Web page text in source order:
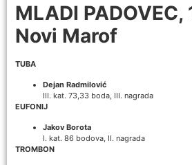
MLADI PADOVEC,
Novi Marof
TUBA
Dejan Radmilović
III. kat. 73,33 boda, III. nagrada
EUFONIJ
Jakov Borota
I. kat. 86 bodova, II. nagrada
TROMBON